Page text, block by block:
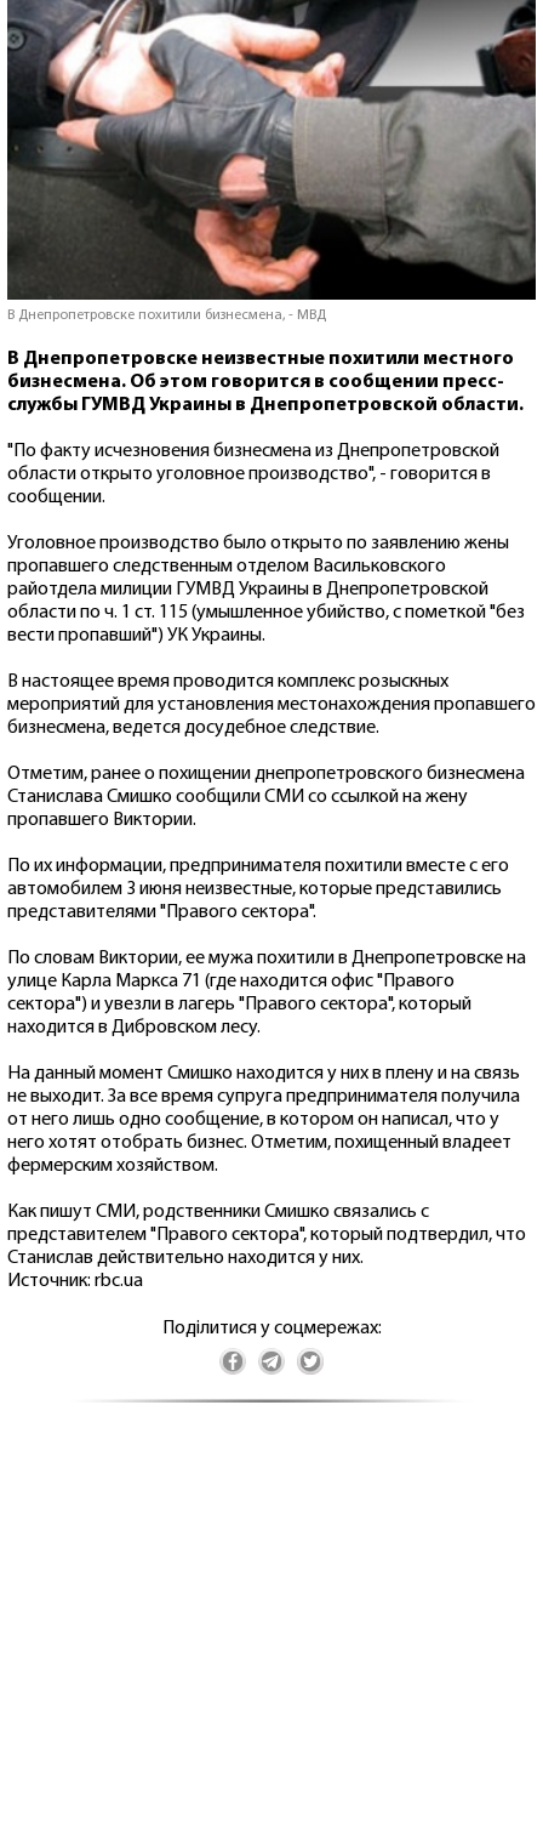
В Днепропетровске похитили бизнесмена, - МВД
В Днепропетровске неизвестные похитили местного
бизнесмена. Об этом говорится в сообщении пресс-
службы ГУМВД Украины в Днепропетровской области.
"По факту исчезновения бизнесмена из Днепропетровской
области открыто уголовное производство", - говорится в
сообщении.
Уголовное производство было открыто по заявлению жены
пропавшего следственным отделом Васильковского
райотдела милиции ГУМВД Украины в Днепропетровской
области по ч. 1 ст. 115 (умышленное убийство, с пометкой "без
вести пропавший") УК Украины.
В настоящее время проводится комплекс розыскных
мероприятий для установления местонахождения пропавшего
бизнесмена, ведется досудебное следствие.
Отметим, ранее о похищении днепропетровского бизнесмена
Станислава Смишко сообщили СМИ со ссылкой на жену
пропавшего Виктории.
По их информации, предпринимателя похитили вместе с его
автомобилем 3 июня неизвестные, которые представились
представителями "Правого сектора".
По словам Виктории, ее мужа похитили в Днепропетровске на
улице Карла Маркса 71 (где находится офис "Правого
сектора") и увезли в лагерь "Правого сектора", который
находится в Дибровском лесу.
На данный момент Смишко находится у них в плену и на связь
не выходит. За все время супруга предпринимателя получила
от него лишь одно сообщение, в котором он написал, что у
него хотят отобрать бизнес. Отметим, похищенный владеет
фермерским хозяйством.
Как пишут СМИ, родственники Смишко связались с
представителем "Правого сектора", который подтвердил, что
Станислав действительно находится у них.
Источник: rbc.ua
Поділитися у соцмережах: